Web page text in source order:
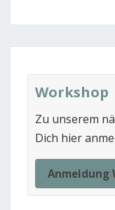
Workshop
Zu unserem
Dich hier
Anmeldung